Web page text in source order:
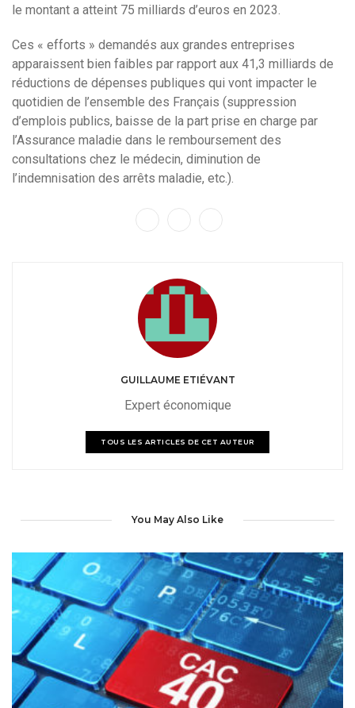
le montant a atteint 75 milliards d’euros en 2023.
Ces « efforts » demandés aux grandes entreprises
apparaissent bien faibles par rapport aux 41,3 milliards de
réductions de dépenses publiques qui vont impacter le
quotidien de l’ensemble des Français (suppression
d’emplois publics, baisse de la part prise en charge par
l’Assurance maladie dans le remboursement des
consultations chez le médecin, diminution de
l’indemnisation des arrêts maladie, etc.).
GUILLAUME ETIÉVANT
Expert économique
TOUS LES ARTICLES DE CET AUTEUR
You May Also Like